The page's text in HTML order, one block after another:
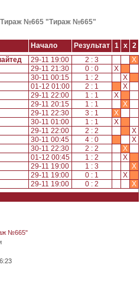
Тираж №665 "Тираж №665"
Начало Результат 1 x
2
29-11 19:00 2 : 3
X
29-11 21:30 0 : 0
X
30-11 00:15 1 : 2
X
01-12 01:00 2 : 1
X
29-11 22:00 1 : 1
X
29-11 20:15 1 : 1
X
29-11 22:30 3 : 1
X
30-11 01:00 1 : 1
X
29-11 22:00 2 : 2
X
30-11 00:45 4 : 0
X
30-11 22:30 2 : 2
X
01-12 00:45 1 : 2
X
29-11 19:00 1 : 3
X
29-11 19:00 0 : 1
X
29-11 19:00 0 : 2
X
№665"